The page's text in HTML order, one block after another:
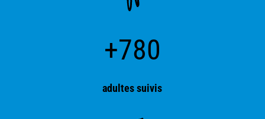
+780
adultes suivis